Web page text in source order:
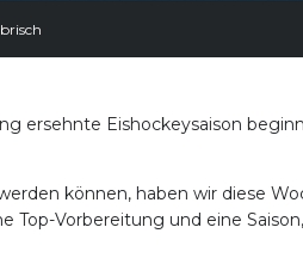
ersehnte Eishockeysaison
können, haben wir diese
Top-Vorbereitung und eine